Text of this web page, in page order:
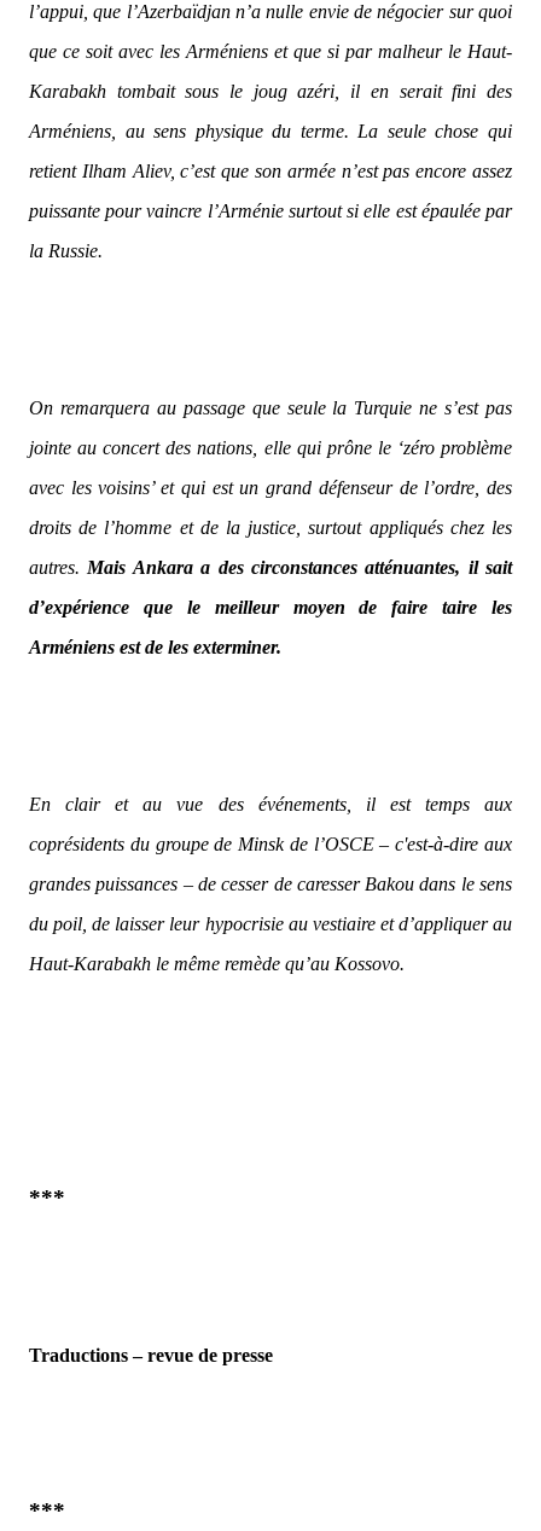
l’appui, que l’Azerbaïdjan n’a nulle envie de négocier sur quoi
que ce soit avec les Arméniens et que si par malheur le Haut-
Karabakh tombait sous le joug azéri, il en serait fini des
Arméniens, au sens physique du terme. La seule chose qui
retient Ilham Aliev, c’est que son armée n’est pas encore assez
puissante pour vaincre l’Arménie surtout si elle est épaulée par
la Russie.
On remarquera au passage que seule la Turquie ne s’est pas
jointe au concert des nations, elle qui prône le ‘zéro problème
avec les voisins’ et qui est un grand défenseur de l’ordre, des
droits de l’homme et de la justice, surtout appliqués chez les
autres. Mais Ankara a des circonstances atténuantes, il sait
d’expérience que le meilleur moyen de faire taire les
Arméniens est de les exterminer.
En clair et au vue des événements, il est temps aux
coprésidents du groupe de Minsk de l’OSCE – c'est-à-dire aux
grandes puissances – de cesser de caresser Bakou dans le sens
du poil, de laisser leur hypocrisie au vestiaire et d’appliquer au
Haut-Karabakh le même remède qu’au Kossovo.
***
Traductions – revue de presse
***